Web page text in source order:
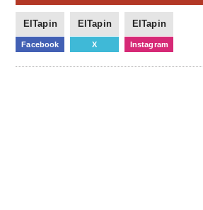
ElTapin
Facebook
ElTapin
X
ElTapin
Instagram